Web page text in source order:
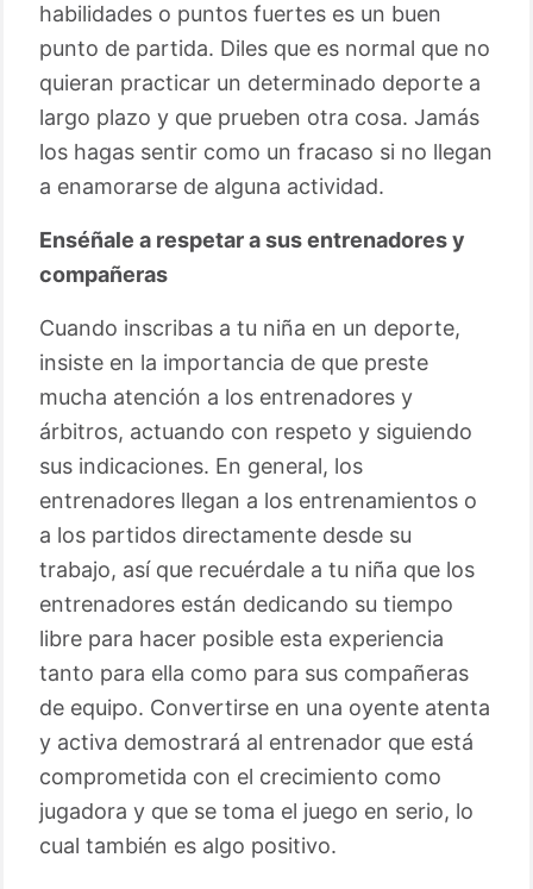
habilidades o puntos fuertes es un buen
punto de partida. Diles que es normal que no
quieran practicar un determinado deporte a
largo plazo y que prueben otra cosa. Jamás
los hagas sentir como un fracaso si no llegan
a enamorarse de alguna actividad.
Enséñale a respetar a sus entrenadores y
compañeras
Cuando inscribas a tu niña en un deporte,
insiste en la importancia de que preste
mucha atención a los entrenadores y
árbitros, actuando con respeto y siguiendo
sus indicaciones. En general, los
entrenadores llegan a los entrenamientos o
a los partidos directamente desde su
trabajo, así que recuérdale a tu niña que los
entrenadores están dedicando su tiempo
libre para hacer posible esta experiencia
tanto para ella como para sus compañeras
de equipo. Convertirse en una oyente atenta
y activa demostrará al entrenador que está
comprometida con el crecimiento como
jugadora y que se toma el juego en serio, lo
cual también es algo positivo.